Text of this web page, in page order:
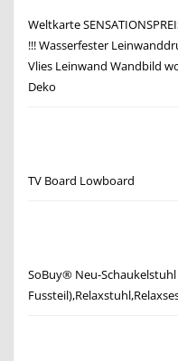
Weltkarte
!!! Wasserfester
Vlies Leinwand Wandbild
Deko
TV Board Lowboard
SoBuy® Neu-